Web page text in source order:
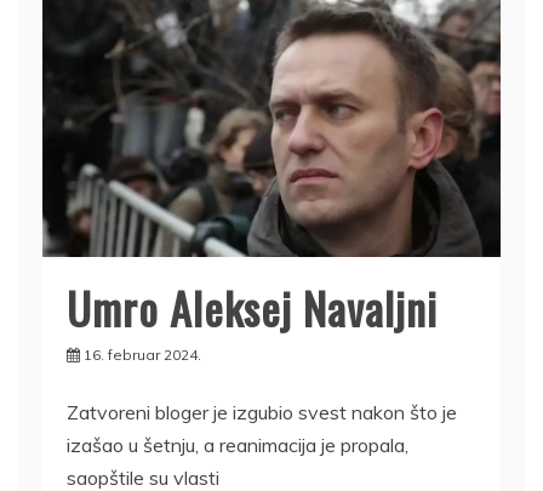
Umro Aleksej Navaljni
16. februar 2024.
Zatvoreni bloger je izgubio svest nakon što je
izašao u šetnju, a reanimacija je propala,
saopštile su vlasti